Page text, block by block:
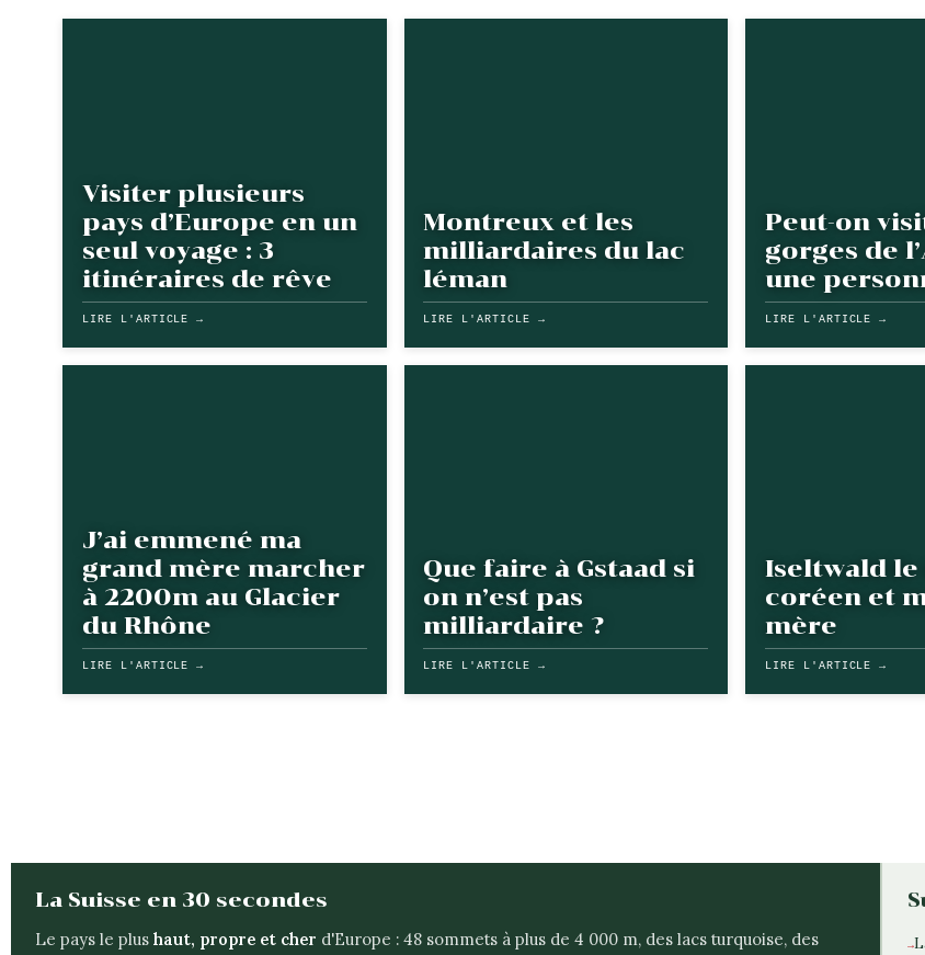
Visiter plusieurs
pays d’Europe en un
seul voyage : 3
itinéraires de rêve
LIRE L'ARTICLE →
Montreux et les
milliardaires du lac
léman
LIRE L'ARTICLE →
Peut-on
gorges de
une
LIRE L'ARTICLE →
J’ai emmené ma
grand mère marcher
à 2200m au Glacier
du Rhône
LIRE L'ARTICLE →
Que faire à Gstaad si
on n’est pas
milliardaire ?
LIRE L'ARTICLE →
Iseltwald le
coréen et
mère
LIRE L'ARTICLE →
La Suisse en 30 secondes
Le pays le plushaut, propre et cher d'Europe : 48 sommets à plus de 4 000 m, des lacs turquoise, des